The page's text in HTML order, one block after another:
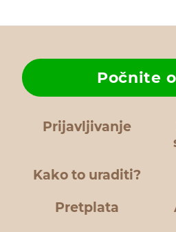
Prijavljivanje
Kako to uraditi?
Počnite
Pretplata